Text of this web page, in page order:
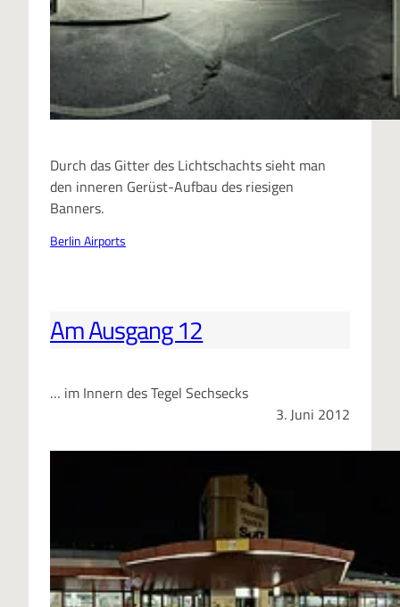
Durch das Gitter des Lichtschachts sieht man
den inneren Gerüst-Aufbau des riesigen
Banners.
Berlin Airports
Am Ausgang 12
… im Innern des Tegel Sechsecks
3. Juni 2012